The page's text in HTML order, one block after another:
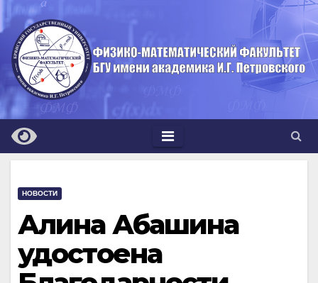
Перейти
к
содержимому
НОВОСТИ
Алина Абашина
удостоена